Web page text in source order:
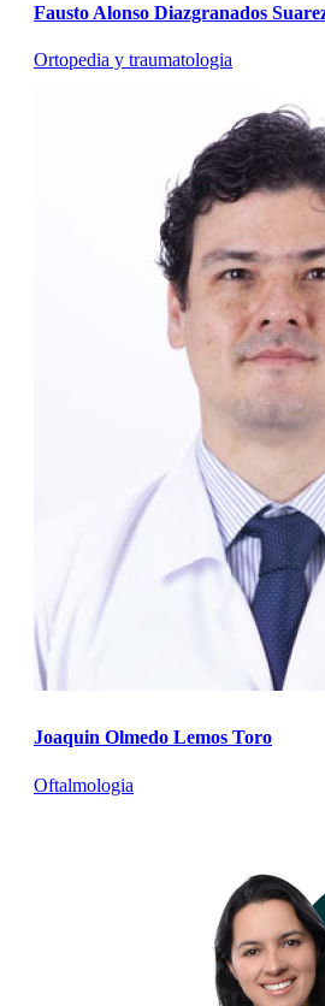
Fausto Alonso Diazgranados
Ortopedia y traumatologia
Joaquin Olmedo Lemos Toro
Oftalmologia